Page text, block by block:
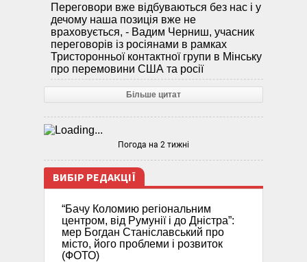
Переговори вже відбуваються без нас і у
дечому наша позиція вже не
враховується, - Вадим Черниш, учасник
переговорів із росіянами в рамках
Тристоронньої контактної групи в Мінську
про перемовини США та росії
Більше цитат
Погода на 2 тижні
ВИБІР РЕДАКЦІЇ
“Бачу Коломию регіональним
центром, від Румунії і до Дністра”:
мер Богдан Станіславський про
місто, його проблеми і розвиток
(ФОТО)